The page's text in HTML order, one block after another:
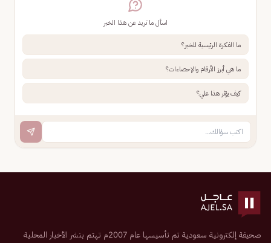
اسأل ما تريد عن هذا الخبر
ما الفكرة الرئيسية للخبر؟
ما هي أبرز الأرقام والإحصاءات؟
كيف يؤثر هذا علي؟
صحيفة إلكترونية سعودية تم تأسيسها عام 2007م تهتم بنشر الأخبار المحلية